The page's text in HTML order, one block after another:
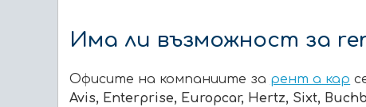
Има ли възможност за
Офисите на компаниите за рент а кар
Avis, Enterprise, Europcar, Hertz, Sixt,